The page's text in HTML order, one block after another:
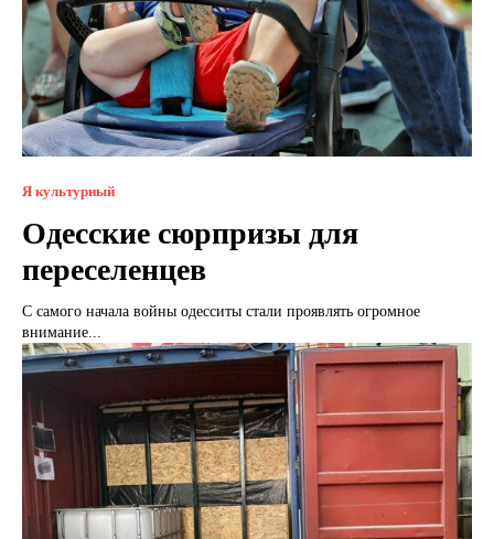
Я культурный
Одесские сюрпризы для
переселенцев
С самого начала войны одесситы стали проявлять огромное
внимание...